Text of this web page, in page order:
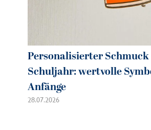
Personalisierter
Schuljahr: wertvolle
Anfänge
28.07.2026